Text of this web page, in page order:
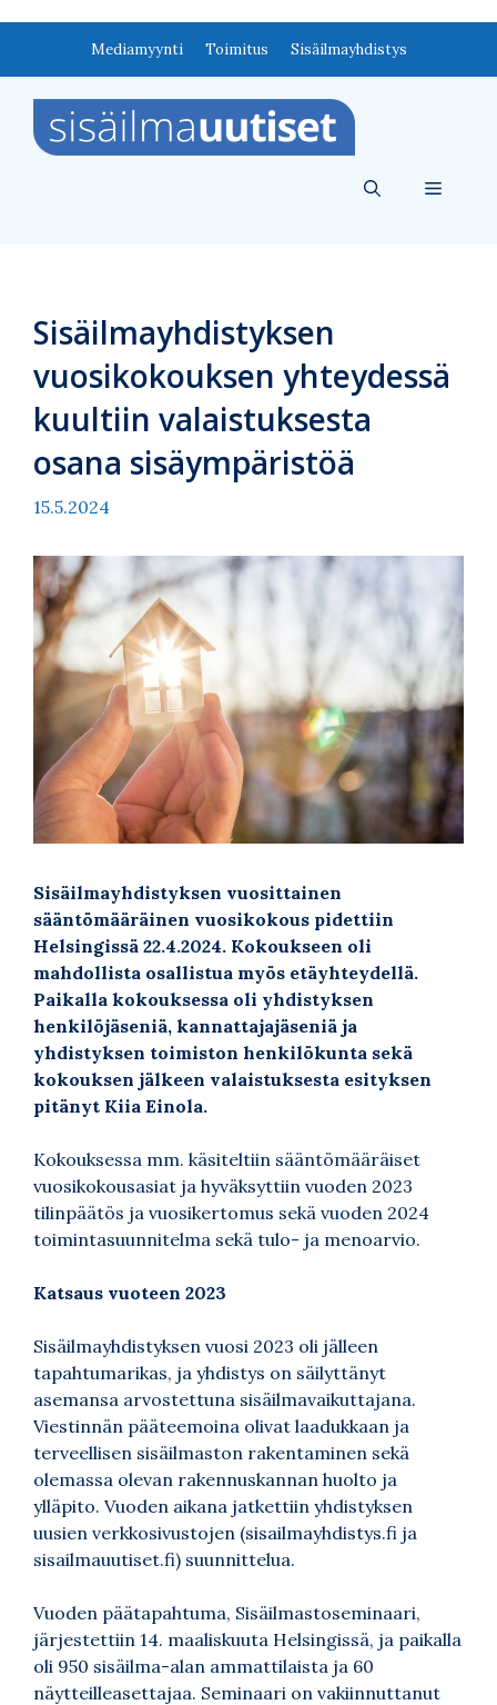
Mediamyynti Toimitus Sisäilmayhdistys
Valikko
Sisäilmayhdistyksen
vuosikokouksen yhteydessä
kuultiin valaistuksesta
osana sisäympäristöä
15.5.2024
Sisäilmayhdistyksen vuosittainen
sääntömääräinen vuosikokous pidettiin
Helsingissä 22.4.2024. Kokoukseen oli
mahdollista osallistua myös etäyhteydellä.
Paikalla kokouksessa oli yhdistyksen
henkilöjäseniä, kannattajajäseniä ja
yhdistyksen toimiston henkilökunta sekä
kokouksen jälkeen valaistuksesta esityksen
pitänyt Kiia Einola.
Kokouksessa mm. käsiteltiin sääntömääräiset
vuosikokousasiat ja hyväksyttiin vuoden 2023
tilinpäätös ja vuosikertomus sekä vuoden 2024
toimintasuunnitelma sekä tulo- ja menoarvio.
Katsaus vuoteen 2023
Sisäilmayhdistyksen vuosi 2023 oli jälleen
tapahtumarikas, ja yhdistys on säilyttänyt
asemansa arvostettuna sisäilmavaikuttajana.
Viestinnän pääteemoina olivat laadukkaan ja
terveellisen sisäilmaston rakentaminen sekä
olemassa olevan rakennuskannan huolto ja
ylläpito. Vuoden aikana jatkettiin yhdistyksen
uusien verkkosivustojen (sisailmayhdistys.fi ja
sisailmauutiset.fi) suunnittelua.
Vuoden päätapahtuma, Sisäilmastoseminaari,
järjestettiin 14. maaliskuuta Helsingissä, ja paikalla
oli 950 sisäilma-alan ammattilaista ja 60
näytteilleasettajaa. Seminaari on vakiinnuttanut